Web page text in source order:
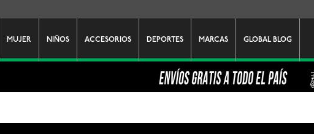
MUJER NIÑOS ACCESORIOS DEPORTES MARCAS GLOBAL BLOG